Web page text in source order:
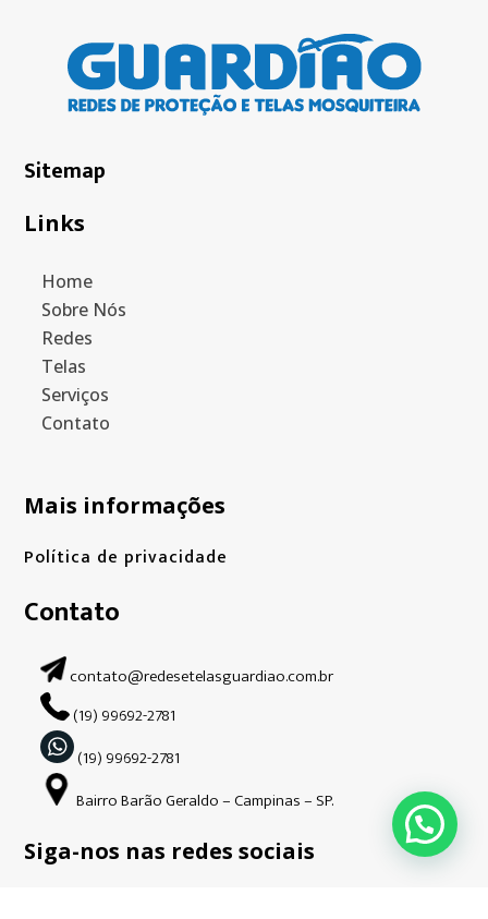
Sitemap
Links
Home
Sobre Nós
Redes
Telas
Serviços
Contato
Mais informações
Política de privacidade
Contato
contato@redesetelasguardiao.com.br
(19) 99692-2781
(19) 99692-2781
Bairro Barão Geraldo – Campinas – SP.
Siga-nos nas redes sociais